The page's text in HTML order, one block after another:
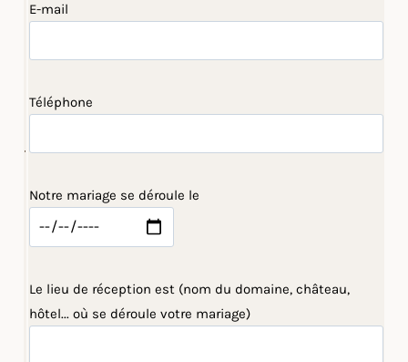
E-mail
Téléphone
Notre mariage se déroule le
Le lieu de réception est (nom du domaine, château,
hôtel... où se déroule votre mariage)